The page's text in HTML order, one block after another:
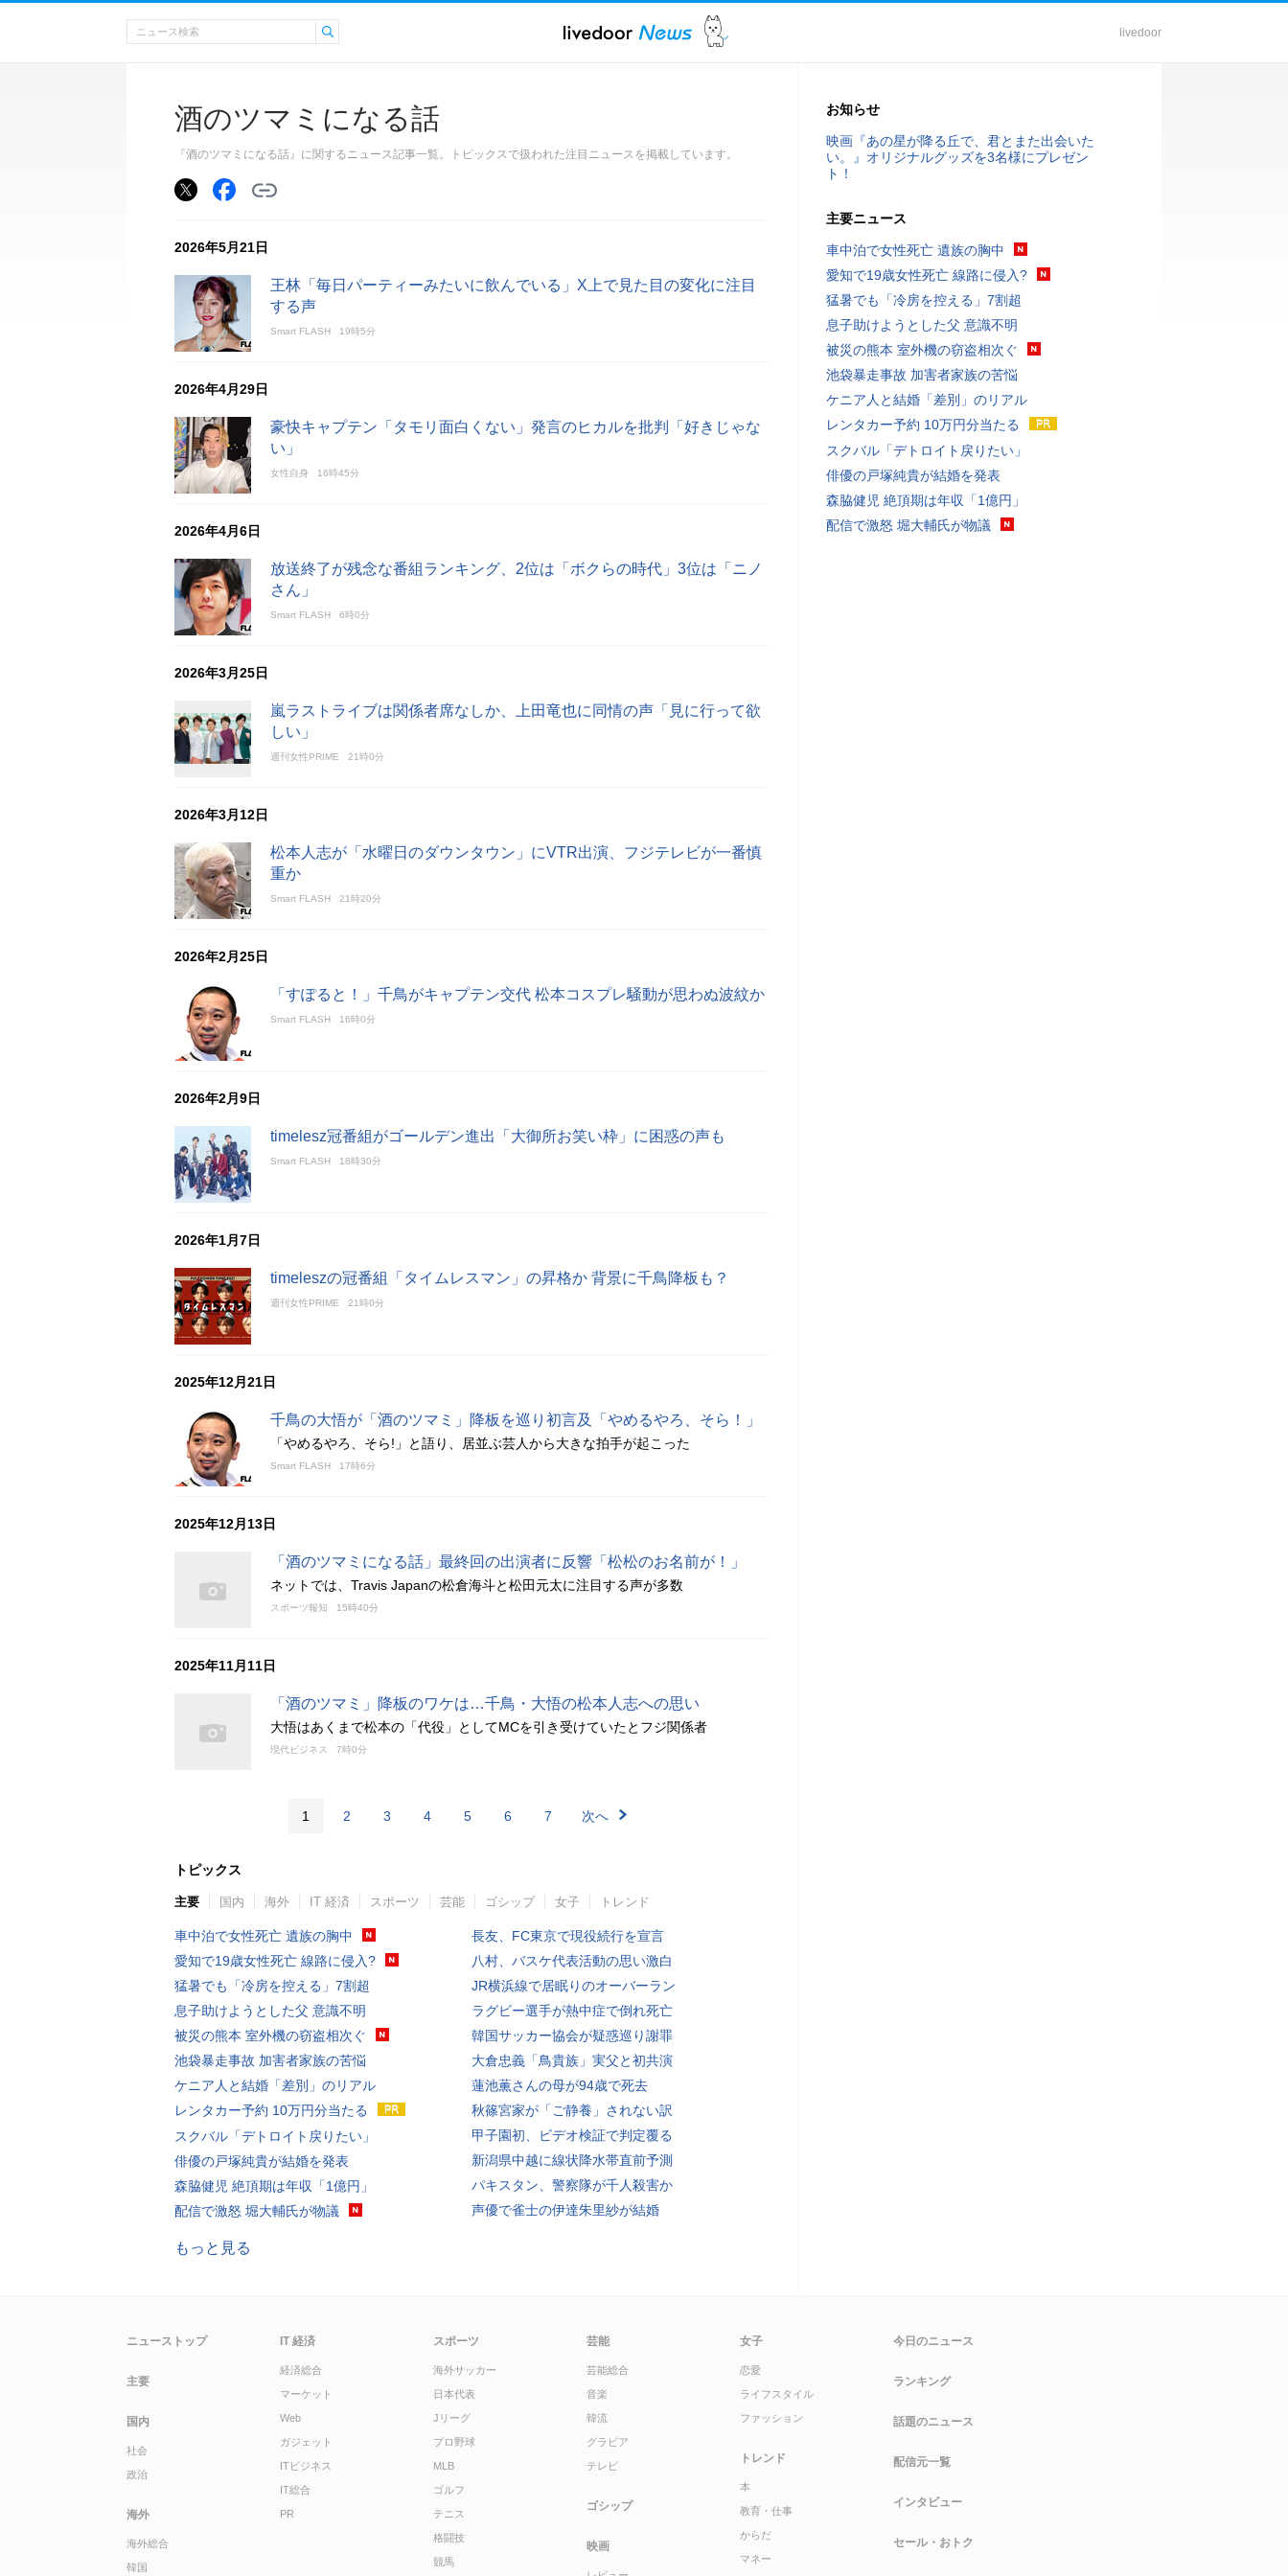
livedoor
酒のツマミになる話
『酒のツマミになる話』に関するニュース記事一覧。トピックスで扱われた注目ニュースを掲載しています。
2026年5月21日
王林「毎日パーティーみたいに飲んでいる」X上で見た目の変化に注目
する声
Smart FLASH 19時5分
2026年4月29日
豪快キャプテン「タモリ面白くない」発言のヒカルを批判「好きじゃな
い」
女性自身 16時45分
2026年4月6日
放送終了が残念な番組ランキング、2位は「ボクらの時代」3位は「ニノ
さん」
Smart FLASH 6時0分
2026年3月25日
嵐ラストライブは関係者席なしか、上田竜也に同情の声「見に行って欲
しい」
週刊女性PRIME 21時0分
2026年3月12日
松本人志が「水曜日のダウンタウン」にVTR出演、フジテレビが一番慎
重か
Smart FLASH 21時20分
2026年2月25日
「すぽると！」千鳥がキャプテン交代 松本コスプレ騒動が思わぬ波紋か
Smart FLASH 16時0分
2026年2月9日
timelesz冠番組がゴールデン進出「大御所お笑い枠」に困惑の声も
Smart FLASH 18時30分
2026年1月7日
timeleszの冠番組「タイムレスマン」の昇格か 背景に千鳥降板も？
週刊女性PRIME 21時0分
2025年12月21日
千鳥の大悟が「酒のツマミ」降板を巡り初言及「やめるやろ、そら！」
「やめるやろ、そら!」と語り、居並ぶ芸人から大きな拍手が起こった
Smart FLASH 17時6分
2025年12月13日
「酒のツマミになる話」最終回の出演者に反響「松松のお名前が！」
ネットでは、Travis Japanの松倉海斗と松田元太に注目する声が多数
スポーツ報知 15時40分
2025年11月11日
「酒のツマミ」降板のワケは…千鳥・大悟の松本人志への思い
大悟はあくまで松本の「代役」としてMCを引き受けていたとフジ関係者
現代ビジネス 7時0分
1 2 3 4 5 6 7 次へ
トピックス
主要 国内 海外 IT 経済 スポーツ 芸能 ゴシップ 女子 トレンド
車中泊で女性死亡 遺族の胸中
愛知で19歳女性死亡 線路に侵入?
猛暑でも「冷房を控える」7割超
息子助けようとした父 意識不明
被災の熊本 室外機の窃盗相次ぐ
池袋暴走事故 加害者家族の苦悩
ケニア人と結婚「差別」のリアル
レンタカー予約 10万円分当たる
スクバル「デトロイト戻りたい」
俳優の戸塚純貴が結婚を発表
森脇健児 絶頂期は年収「1億円」
配信で激怒 堀大輔氏が物議
長友、FC東京で現役続行を宣言
八村、バスケ代表活動の思い激白
JR横浜線で居眠りのオーバーラン
ラグビー選手が熱中症で倒れ死亡
韓国サッカー協会が疑惑巡り謝罪
大倉忠義「鳥貴族」実父と初共演
蓮池薫さんの母が94歳で死去
秋篠宮家が「ご静養」されない訳
甲子園初、ビデオ検証で判定覆る
新潟県中越に線状降水帯直前予測
パキスタン、警察隊が千人殺害か
声優で雀士の伊達朱里紗が結婚
もっと見る
お知らせ
映画『あの星が降る丘で、君とまた出会いた
い。』オリジナルグッズを3名様にプレゼン
ト！
主要ニュース
車中泊で女性死亡 遺族の胸中
愛知で19歳女性死亡 線路に侵入?
猛暑でも「冷房を控える」7割超
息子助けようとした父 意識不明
被災の熊本 室外機の窃盗相次ぐ
池袋暴走事故 加害者家族の苦悩
ケニア人と結婚「差別」のリアル
レンタカー予約 10万円分当たる
スクバル「デトロイト戻りたい」
俳優の戸塚純貴が結婚を発表
森脇健児 絶頂期は年収「1億円」
配信で激怒 堀大輔氏が物議
ニューストップ
主要
国内
社会
政治
海外
海外総合
韓国
IT 経済
経済総合
マーケット
Web
ガジェット
ITビジネス
IT総合
PR
スポーツ
海外サッカー
日本代表
Jリーグ
プロ野球
MLB
ゴルフ
テニス
格闘技
競馬
芸能
芸能総合
音楽
韓流
グラビア
テレビ
ゴシップ
映画
女子
恋愛
ライフスタイル
ファッション
トレンド
本
教育・仕事
からだ
マネー
今日のニュース
ランキング
話題のニュース
配信元一覧
インタビュー
セール・おトク